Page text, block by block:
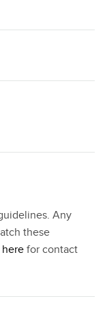
Any
these
here for contact